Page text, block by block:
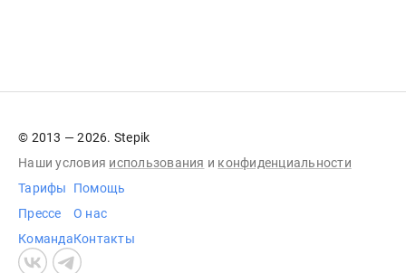
© 2013 — 2026. Stepik
Наши условия использования и конфиденциальности
Тарифы
Прессе
Команда
Помощь
О нас
Контакты